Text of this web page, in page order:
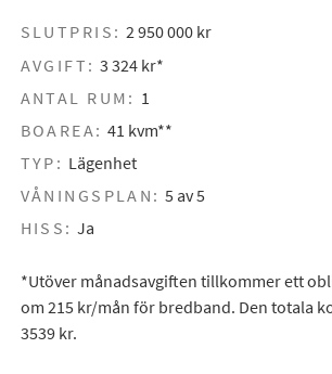
SLUTPRIS: 2 950 000 kr
AVGIFT: 3 324 kr*
ANTAL RUM: 1
BOAREA: 41 kvm**
TYP: Lägenhet
VÅNINGSPLAN: 5 av 5
HISS: Ja
*Utöver månadsavgiften tillkommer ett
om 215 kr/mån för bredband. Den totala
3539 kr.